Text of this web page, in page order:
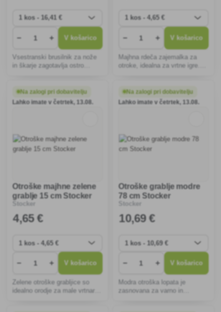
− + V košarico
Vsestranski brusilnik za nože
in škarje zagotavlja ostro
kakovostni materiali
zagotavljajo dolgo življenjsko
− + V košarico
Majhna rdeča zajemalka za
otroke, idealna za vrtne igre.
razvija ljubezen do narave.
Na zalogi pri dobavitelju
Lahko imate v četrtek, 13.08.
Otroške majhne zelene
grablje 15 cm Stocker
Stocker
4,65 €
− + V košarico
Zelene otroške grabljice so
idealno orodje za male vrtnarje,
Na zalogi pri dobavitelju
Lahko imate v četrtek, 13.08.
Otroške grablje modre
78 cm Stocker
Stocker
10,69 €
− + V košarico
Modra otroška lopata je
zasnovana za varno in